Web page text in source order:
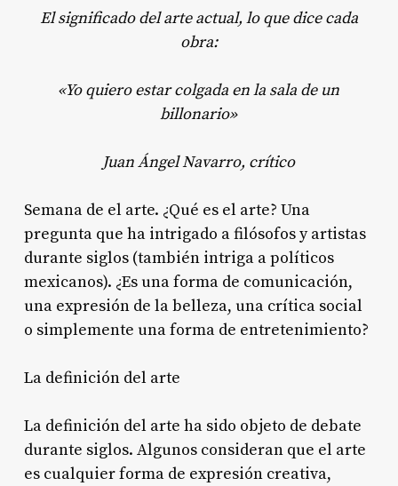
El significado del arte actual, lo que dice cada
obra:
«Yo quiero estar colgada en la sala de un
billonario»
Juan Ángel Navarro, crítico
Semana de el arte. ¿Qué es el arte? Una
pregunta que ha intrigado a filósofos y artistas
durante siglos (también intriga a políticos
mexicanos). ¿Es una forma de comunicación,
una expresión de la belleza, una crítica social
o simplemente una forma de entretenimiento?
La definición del arte
La definición del arte ha sido objeto de debate
durante siglos. Algunos consideran que el arte
es cualquier forma de expresión creativa,